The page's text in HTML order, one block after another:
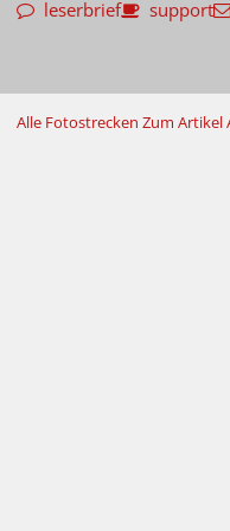
leserbrief support
Alle Fotostrecken Zum Artikel